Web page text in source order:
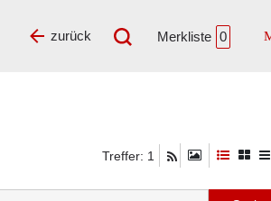
Merkliste 0
zurück
Treffer: 1